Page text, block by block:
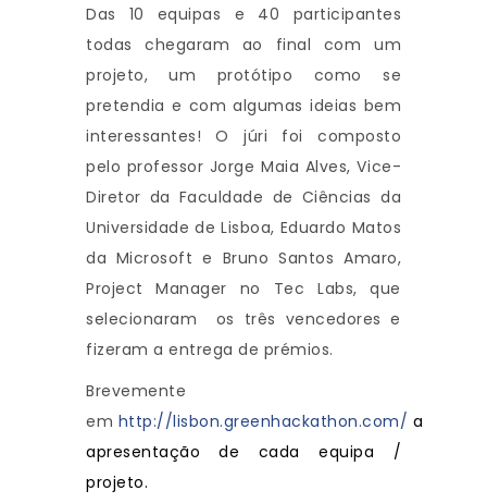
Das 10 equipas e 40 participantes
todas chegaram ao final com um
projeto, um protótipo como se
pretendia e com algumas ideias bem
interessantes! O júri foi composto
pelo professor Jorge Maia Alves, Vice-
Diretor da Faculdade de Ciências da
Universidade de Lisboa, Eduardo Matos
da Microsoft e Bruno Santos Amaro,
Project Manager no Tec Labs, que
selecionaram os três vencedores e
fizeram a entrega de prémios.
Brevemente
em http://lisbon.greenhackathon.com/ a
apresentação de cada equipa /
projeto.